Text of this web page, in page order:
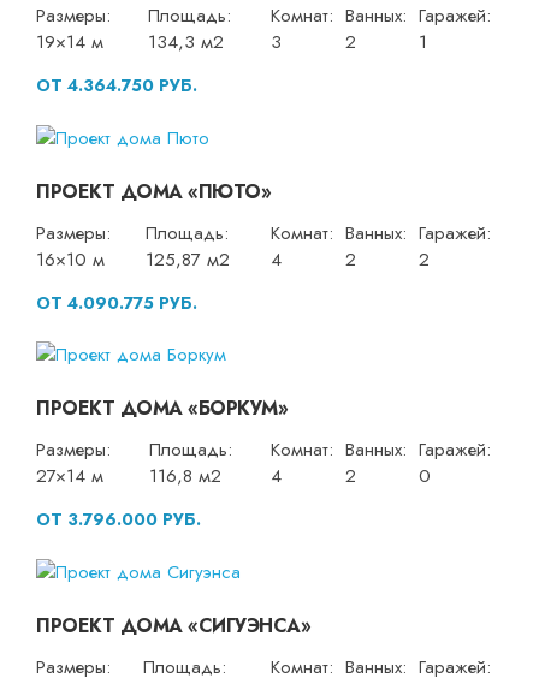
Размеры:
19×14 м
Площадь:
134,3 м2
Комнат:
3
Ванных:
2
Гаражей:
1
ОТ 4.364.750 РУБ.
ПРОЕКТ ДОМА «ПЮТО»
Размеры:
16×10 м
Площадь:
125,87 м2
Комнат:
4
Ванных:
2
Гаражей:
2
ОТ 4.090.775 РУБ.
ПРОЕКТ ДОМА «БОРКУМ»
Размеры:
27×14 м
Площадь:
116,8 м2
Комнат:
4
Ванных:
2
Гаражей:
0
ОТ 3.796.000 РУБ.
ПРОЕКТ ДОМА «СИГУЭНСА»
Размеры:
Площадь:
Комнат: Ванных: Гаражей: